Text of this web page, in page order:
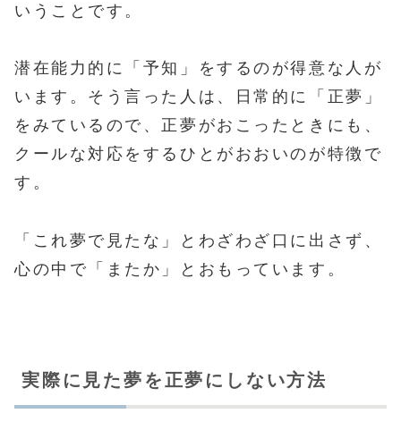
いうことです。
潜在能力的に「予知」をするのが得意な人が
います。そう言った人は、日常的に「正夢」
をみているので、正夢がおこったときにも、
クールな対応をするひとがおおいのが特徴で
す。
「これ夢で見たな」とわざわざ口に出さず、
心の中で「またか」とおもっています。
実際に見た夢を正夢にしない方法